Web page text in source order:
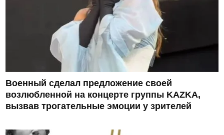
Военный сделал предложение своей
возлюбленной на концерте группы KAZKA,
вызвав трогательные эмоции у зрителей